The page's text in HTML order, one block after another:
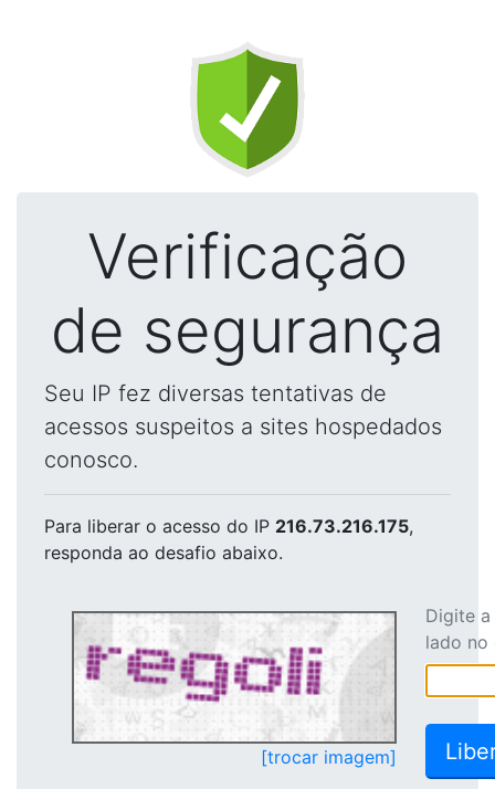
Verificação
de segurança
Seu IP fez diversas tentativas de
acessos suspeitos a sites hospedados
conosco.
Para liberar o acesso do IP 216.73.216.175,
responda ao desafio abaixo.
[trocar imagem]
Digite
lado no